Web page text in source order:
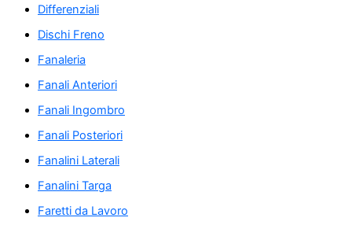
Differenziali
Dischi Freno
Fanaleria
Fanali Anteriori
Fanali Ingombro
Fanali Posteriori
Fanalini Laterali
Fanalini Targa
Faretti da Lavoro